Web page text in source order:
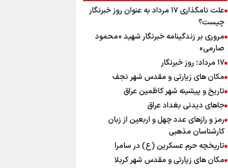
میان صعود و سقوط
وزیر ورزش و جوانان ایران از مرکز ملی جودوی
جمهوری آذربایجان بازدید کرد
موسی جنپو، بازیکن فصل گذشته استقلال به
پانتولیکوس یونان پیوست
بازدید وزیر ورزش ایران از مجموعه ملی
تیراندازی باکو یکی از مجهزترین مراکز
تیراندازی منطقه
افزایش تعداد قربانیان تیراندازی در مدرسه
تایلندی
ورزشکاران سنگنوردی
یمن، ایستاده در برابر تحریم و تجاوز
علت نامگذاری ۱۷ مرداد به عنوان روز خبرنگار
چیست؟
مروری بر زندگینامه خبرنگار شهید «محمود
صارمی»
۱۷ مرداد؛ روز خبرنگار
مکان های زیارتی و مقدس شهر نجف
تاریخ و پیشینه شهر کاظمین عراق
جاهای دیدنی بغداد عراق
رمز و رازهای عدد چهل و اربعین از زبان
کارشناسان مذهبی
تاریخچه حرم عسکرین (ع) در سامرا
مکان های زیارتی و مقدس شهر کربلا